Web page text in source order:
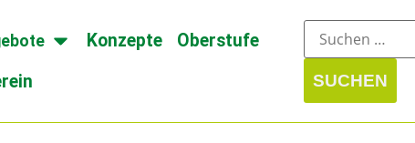
Konzepte
Oberstufe